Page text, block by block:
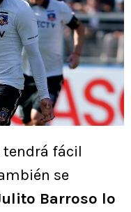
tendrá fácil
se
Barroso lo